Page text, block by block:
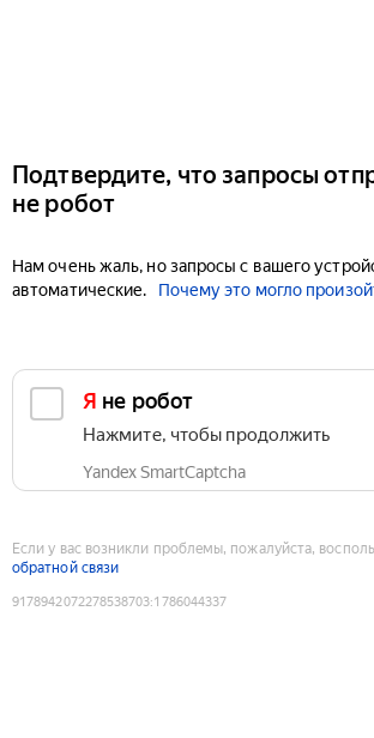
Подтвердите, что запросы
не робот
Нам очень жаль, но запросы с вашего
автоматические.
Почему это могло
Я не робот
Нажмите, чтобы продолжить
Yandex SmartCaptcha
Если у вас возникли проблемы, пожалуйста,
обратной связи
9178942072278538703:1786044337